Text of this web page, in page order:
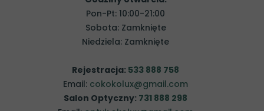
Pon-Pt: 10:00-21:00
Sobota: Zamknięte
Niedziela: Zamknięte
Rejestracja: 533 888 758
Email: cokokolux@gmail.com
Salon Optyczny: 731 888 298